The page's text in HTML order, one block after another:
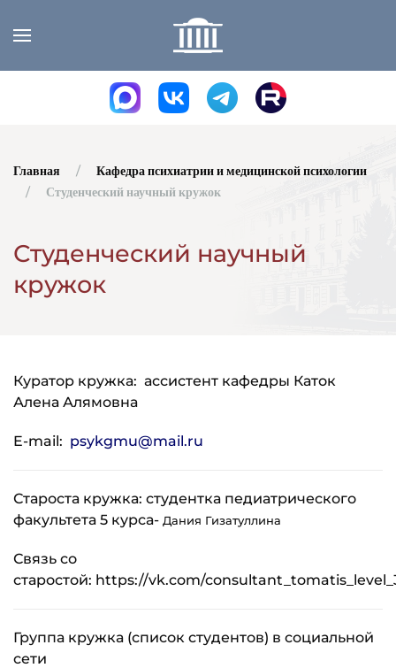
Skip to main content
Главная
Кафедра психиатрии и медицинской психологии
Студенческий научный кружок
Студенческий научный
кружок
Куратор кружка: ассистент кафедры Каток
Алена Алямовна
E-mail: psykgmu@mail.ru
Староста кружка: студентка педиатрического
факультета 5 курса- Дания Гизатуллина
Связь со
старостой: https://vk.com/
Группа кружка (список студентов) в социальной
сети